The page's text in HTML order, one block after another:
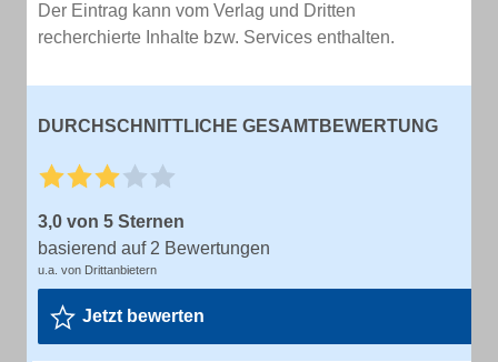
Der Eintrag kann vom Verlag und Dritten
recherchierte Inhalte bzw. Services enthalten.
DURCHSCHNITTLICHE GESAMTBEWERTUNG
3,0 von 5 Sternen
basierend auf 2 Bewertungen
u.a. von Drittanbietern
Jetzt bewerten